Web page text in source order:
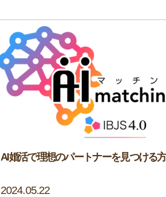
AI婚活で理想のパートナーを見つける方
2024.05.22